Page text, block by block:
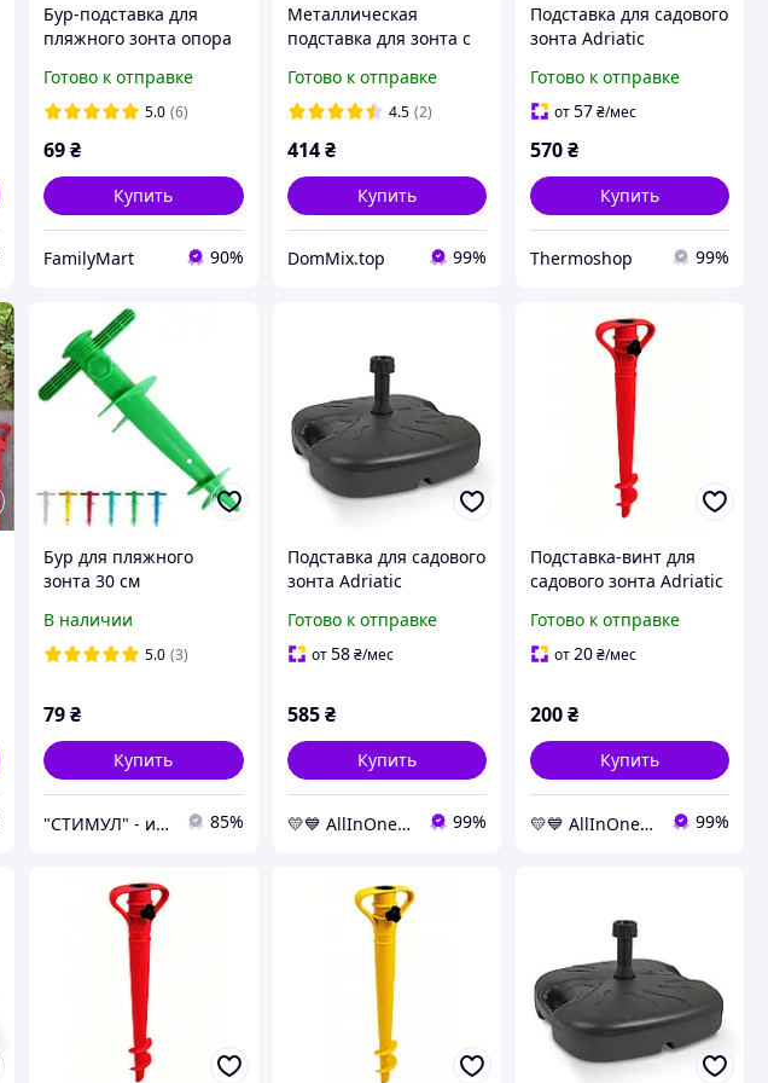
Бур-подставка для
пляжного зонта опора
Готово к отправке
5.0 (6)
69₴
Купить
FamilyMart 90%
Металлическая
подставка для зонта с
ножках, стойка-
держатель, белая
Готово к отправке
4.5 (2)
414 ₴
Купить
DomMix.top 99%
Подставка для садового
зонта Adriatic
л
Готово к отправке
от57₴/мес
570₴
Купить
Thermoshop 99%
Бур для пляжного
зонта 30 см
В наличии
5.0 (3)
79₴
Купить
"СТИМУЛ" - инструменты для дома и работы. 85%
Подставка для садового
зонта Adriatic
квадратная, антрацит,
18 л AllInOne -market-
Готово к отправке
от58 ₴/мес
585 ₴
Купить
💛💙 AllInOne - находи все необходимое в одном магазине! 99%
Подставка-винт для
садового зонта Adriatic
43 см AllInOne -market-
without-queues-
Готово к отправке
от20₴/мес
200₴
Купить
💛💙 AllInOne - находи все необходимое в одном магазине! 99%